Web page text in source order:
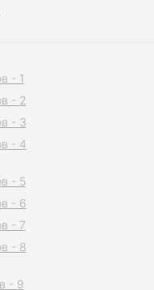
- 1
- 2
- 3
- 4
- 5
- 6
- 7
- 8
- 9